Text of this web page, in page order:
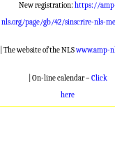
New registration: https://
nls.org/page/gb/42/sinscrire-nls-
| The website of the NLSwww.amp-
| On-line calendar – Click
here